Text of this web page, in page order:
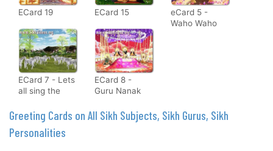
ECard 19 ECard 15
eCard 5 -
Waho Waho
ECard 7 - Lets
all sing the
Guru Nanak
Dev Ji
ECard 8 -
Guru Nanak
explain how
Greeting Cards on All Sikh Subjects, Sikh Gurus, Sikh
Personalities